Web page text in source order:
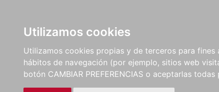
Utilizamos cookies
Utilizamos cookies propias y de terceros para
hábitos de navegación (por ejemplo, sitios web
botón CAMBIAR PREFERENCIAS o aceptarlas
LIBROS
MÉTODOS Y
EJERCICIOS
PARTITURAS Y EDICIONES
CRÍTICAS